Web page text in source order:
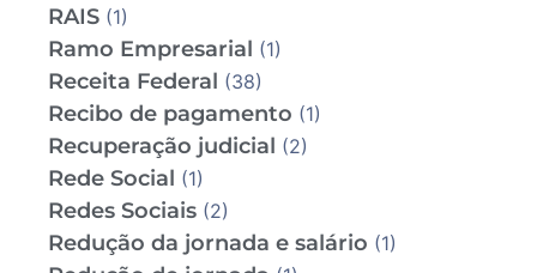
RAIS (1)
Ramo Empresarial (1)
Receita Federal (38)
Recibo de pagamento (1)
Recuperação judicial (2)
Rede Social (1)
Redes Sociais (2)
Redução da jornada e salário (1)